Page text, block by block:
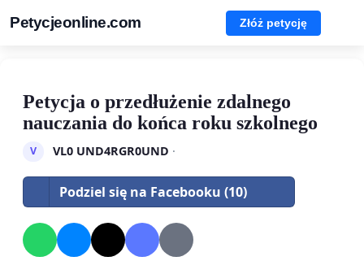
Petycjeonline.com Złóż petycję
Petycja o przedłużenie zdalnego
nauczania do końca roku szkolnego
V VL0 UND4RGR0UND ·
Podziel się na Facebooku (10)